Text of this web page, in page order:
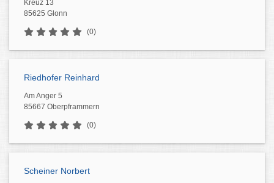
Kreuz 13
85625 Glonn
(0)
Riedhofer Reinhard
Am Anger 5
85667 Oberpframmern
(0)
Scheiner Norbert